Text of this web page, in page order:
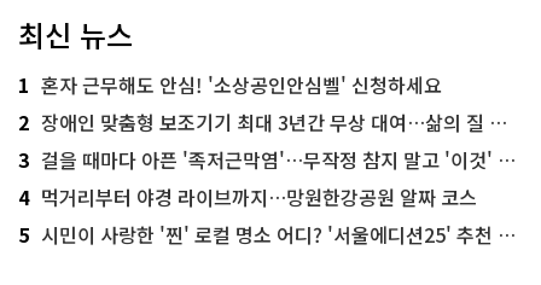
최신 뉴스
1 혼자 근무해도 안심! '소상공인안심벨' 신청하세요
2 장애인 맞춤형 보조기기 최대 3년간 무상 대여…삶의 질 높인다
3 걸을 때마다 아픈 '족저근막염'…무작정 참지 말고 '이것' 해보세요!
4 먹거리부터 야경 라이브까지…망원한강공원 알짜 코스
5 시민이 사랑한 '찐' 로컬 명소 어디? '서울에디션25' 추천 코스